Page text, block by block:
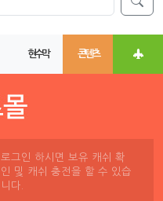
현수막 콘텐츠
로그인 하시면 보유 캐쉬 확
인 및 캐쉬 충전을 할 수 있습
니다.